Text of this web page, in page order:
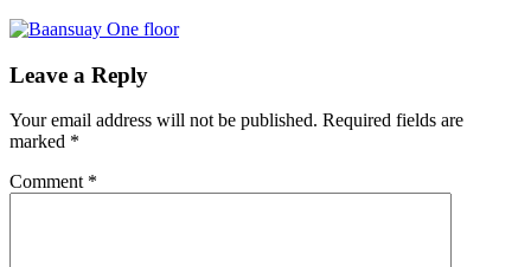
Leave a Reply
Your email address will not be published. Required fields are
marked *
Comment *